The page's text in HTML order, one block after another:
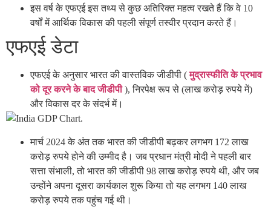
इस वर्ष के एफएई इस तथ्य से कुछ अतिरिक्त महत्व रखते हैं कि वे 10
वर्षों में आर्थिक विकास की पहली संपूर्ण तस्वीर प्रदान करते हैं।
एफएई डेटा
एफएई के अनुसार भारत की वास्तविक जीडीपी (मुद्रास्फीति के प्रभाव
को दूर करने के बाद जीडीपी), निरपेक्ष रूप से (लाख करोड़ रुपये में)
और विकास दर के संदर्भ में।
मार्च 2024 के अंत तक भारत की जीडीपी बढ़कर लगभग 172 लाख
करोड़ रुपये होने की उम्मीद है। जब प्रधान मंत्री मोदी ने पहली बार
सत्ता संभाली, तो भारत की जीडीपी 98 लाख करोड़ रुपये थी, और जब
उन्होंने अपना दूसरा कार्यकाल शुरू किया तो यह लगभग 140 लाख
करोड़ रुपये तक पहुंच गई थी।